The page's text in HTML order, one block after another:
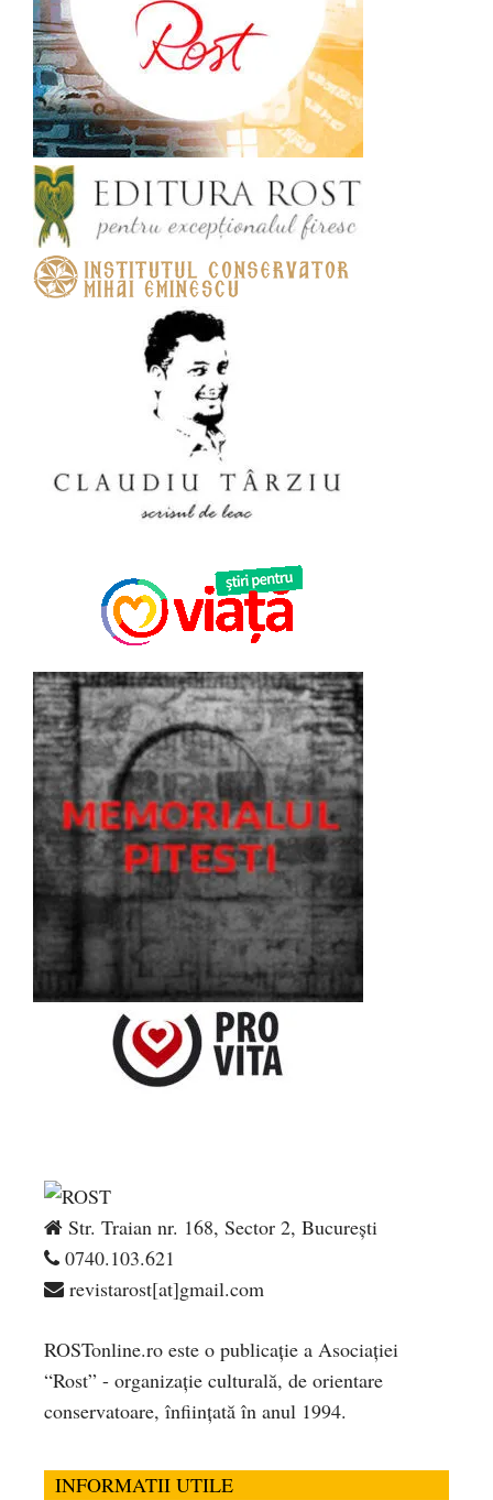
Str. Traian nr. 168, Sector 2, București
0740.103.621
revistarost[at]gmail.com
ROSTonline.ro este o publicaţie a Asociaţiei
“Rost” - organizaţie culturală, de orientare
conservatoare, înfiinţată în anul 1994.
INFORMATII UTILE